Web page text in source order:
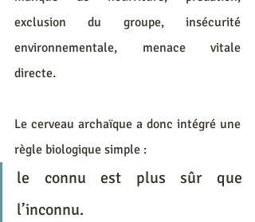
exclusion du groupe, insécurité
environnementale, menace vitale
directe.
Le cerveau archaïque a donc intégré une
règle biologique simple :
le connu est plus sûr que
l’inconnu.